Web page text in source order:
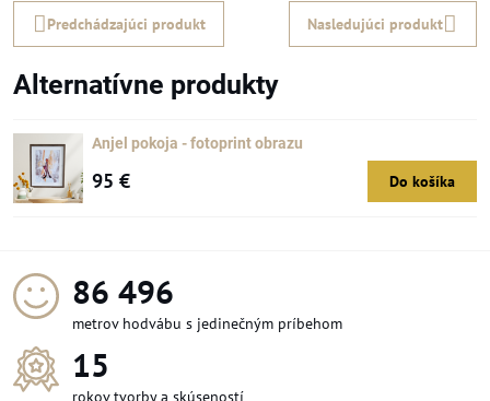
Predchádzajúci produkt Nasledujúci produkt
Alternatívne produkty
Anjel pokoja - fotoprint obrazu
95 € Do košíka
95 400
metrov hodvábu s jedinečným príbehom
15
rokov tvorby a skúseností